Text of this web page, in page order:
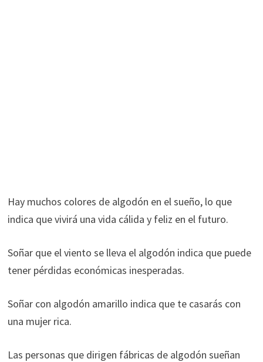
Hay muchos colores de algodón en el sueño, lo que
indica que vivirá una vida cálida y feliz en el futuro.
Soñar que el viento se lleva el algodón indica que puede
tener pérdidas económicas inesperadas.
Soñar con algodón amarillo indica que te casarás con
una mujer rica.
Las personas que dirigen fábricas de algodón sueñan